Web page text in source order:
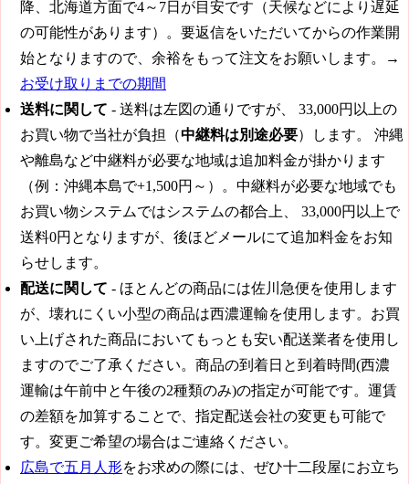
降、北海道方面で4～7日が目安です（天候などにより遅延
の可能性があります）。要返信をいただいてからの作業開
始となりますので、余裕をもって注文をお願いします。→
お受け取りまでの期間
送料に関して - 送料は左図の通りですが、 33,000円 以上の
お買い物で当社が負担（中継料は別途必要）します。 沖縄
や離島など中継料が必要な地域は追加料金が掛かります
（例：沖縄本島で+1,500円～）。中継料が必要な地域でも
お買い物システムではシステムの都合上、
33,000円 以上で
送料0円となりますが、後ほどメールにて追加料金をお知
らせします。
配送に関して - ほとんどの商品には佐川急便を使用します
が、壊れにくい小型の商品は西濃運輸を使用します。お買
い上げされた商品においてもっとも安い配送業者を使用し
ますのでご了承ください。商品の到着日と到着時間(西濃
運輸は午前中と午後の2種類のみ)の指定が可能です。運賃
の差額を加算することで、指定配送会社の変更も可能で
す。変更ご希望の場合はご連絡ください。
広島で五月人形をお求めの際には、ぜひ十二段屋にお立ち